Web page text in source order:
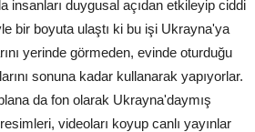
insanları duygusal açıdan etkileyip ciddi
bir boyuta ulaştı ki bu işi Ukrayna'ya
yerinde görmeden, evinde oturduğu
sonuna kadar kullanarak yapıyorlar.
da fon olarak Ukrayna'daymış
videoları koyup canlı yayınlar